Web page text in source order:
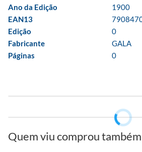
Ano da Edição
1900
EAN13
Edição
0
Fabricante
GALA
Páginas
0
Quem viu comprou também